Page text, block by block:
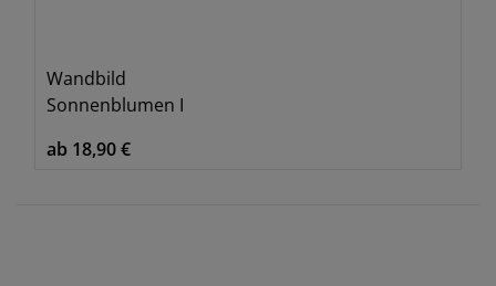
Wandbild
Sonnenblumen I
ab 18,90 €